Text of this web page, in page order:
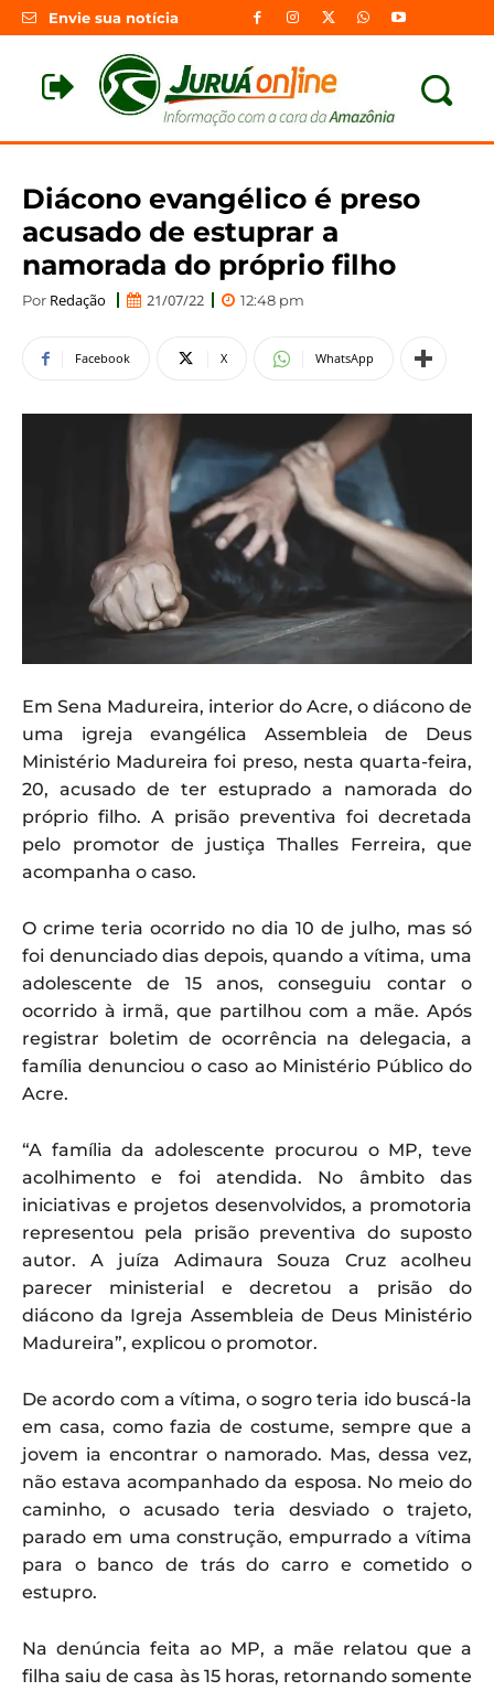
Envie sua notícia
Diácono evangélico é preso
acusado de estuprar a
namorada do próprio filho
Por Redação 21/07/22 12:48 pm
Facebook X WhatsApp
Em Sena Madureira, interior do Acre, o diácono de
uma igreja evangélica Assembleia de Deus
Ministério Madureira foi preso, nesta quarta-feira,
20, acusado de ter estuprado a namorada do
próprio filho. A prisão preventiva foi decretada
pelo promotor de justiça Thalles Ferreira, que
acompanha o caso.
O crime teria ocorrido no dia 10 de julho, mas só
foi denunciado dias depois, quando a vítima, uma
adolescente de 15 anos, conseguiu contar o
ocorrido à irmã, que partilhou com a mãe. Após
registrar boletim de ocorrência na delegacia, a
família denunciou o caso ao Ministério Público do
Acre.
“A família da adolescente procurou o MP, teve
acolhimento e foi atendida. No âmbito das
iniciativas e projetos desenvolvidos, a promotoria
representou pela prisão preventiva do suposto
autor. A juíza Adimaura Souza Cruz acolheu
parecer ministerial e decretou a prisão do
diácono da Igreja Assembleia de Deus Ministério
Madureira”, explicou o promotor.
De acordo com a vítima, o sogro teria ido buscá-la
em casa, como fazia de costume, sempre que a
jovem ia encontrar o namorado. Mas, dessa vez,
não estava acompanhado da esposa. No meio do
caminho, o acusado teria desviado o trajeto,
parado em uma construção, empurrado a vítima
para o banco de trás do carro e cometido o
estupro.
Na denúncia feita ao MP, a mãe relatou que a
filha saiu de casa às 15 horas, retornando somente